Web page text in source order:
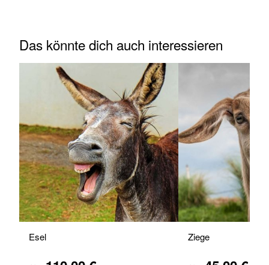
Das könnte dich auch interessieren
Esel Ziege